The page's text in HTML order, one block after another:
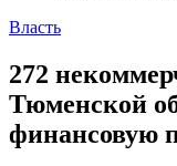
Власть
272
Тюменской
финансовую